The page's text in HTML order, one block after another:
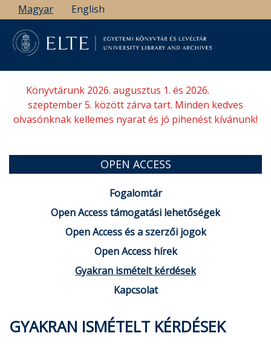
Ugrás
a
tartalomra
Magyar English
Könyvtárunk 2026. augusztus 1. és 2026.
szeptember 5. között zárva tart. Minden kedves
olvasónknak kellemes nyarat és jó pihenést kívánunk!
OPEN ACCESS
Fogalomtár
Open Access támogatási lehetőségek
Open Access és a szerzői jogok
Open Access hírek
Gyakran ismételt kérdések
Kapcsolat
GYAKRAN ISMÉTELT KÉRDÉSEK